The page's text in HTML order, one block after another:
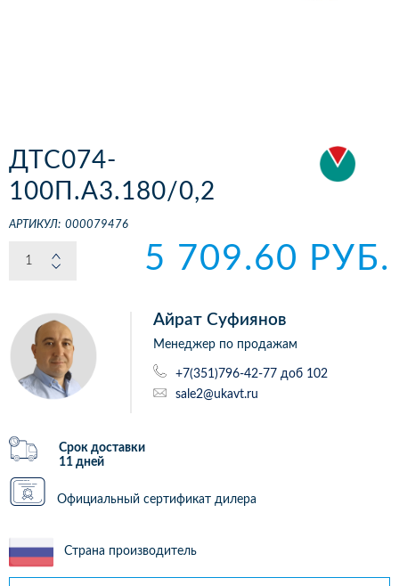
ДТС074-
100П.А3.180/0,2
АРТИКУЛ: 000079476
5 709.60 РУБ.
Айрат Суфиянов
Менеджер по продажам
+7(351)796-42-77 доб 102
sale2@ukavt.ru
Срок доставки
11 дней
Официальный сертификат дилера
Страна производитель